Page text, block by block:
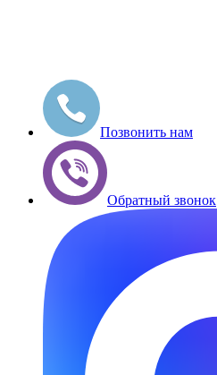
Позвонить нам
Обратный звонок